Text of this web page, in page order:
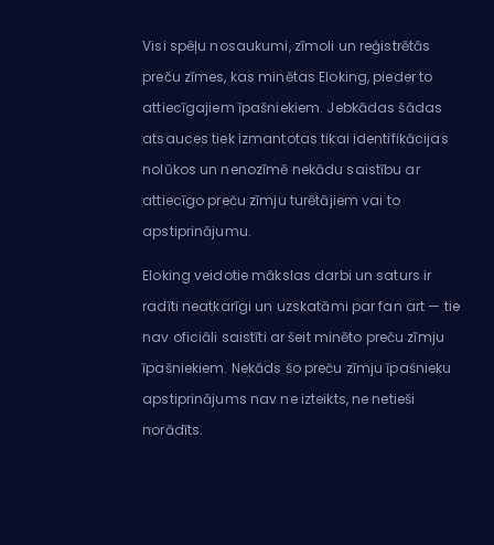
Visi spēļu nosaukumi, zīmoli un reģistrētās
preču zīmes, kas minētas Eloking, pieder to
attiecīgajiem īpašniekiem. Jebkādas šādas
atsauces tiek izmantotas tikai identifikācijas
nolūkos un nenozīmē nekādu saistību ar
attiecīgo preču zīmju turētājiem vai to
apstiprinājumu.
Eloking veidotie mākslas darbi un saturs ir
radīti neatkarīgi un uzskatāmi par fan art — tie
nav oficiāli saistīti ar šeit minēto preču zīmju
īpašniekiem. Nekāds šo preču zīmju īpašnieku
apstiprinājums nav ne izteikts, ne netieši
norādīts.